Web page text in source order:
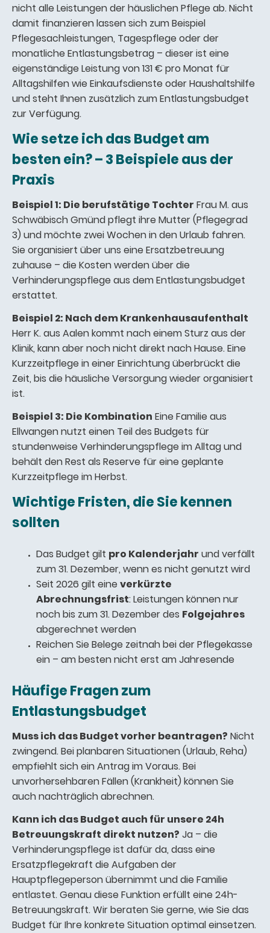
nicht alle Leistungen der häuslichen Pflege ab. Nicht
damit finanzieren lassen sich zum Beispiel
Pflegesachleistungen, Tagespflege oder der
monatliche Entlastungsbetrag – dieser ist eine
eigenständige Leistung von 131 € pro Monat für
Alltagshilfen wie Einkaufsdienste oder Haushaltshilfe
und steht Ihnen zusätzlich zum Entlastungsbudget
zur Verfügung.
Wie setze ich das Budget am
besten ein? – 3 Beispiele aus der
Praxis
Beispiel 1: Die berufstätige Tochter Frau M. aus
Schwäbisch Gmünd pflegt ihre Mutter (Pflegegrad
3) und möchte zwei Wochen in den Urlaub fahren.
Sie organisiert über uns eine Ersatzbetreuung
zuhause – die Kosten werden über die
Verhinderungspflege aus dem Entlastungsbudget
erstattet.
Beispiel 2: Nach dem Krankenhausaufenthalt
Herr K. aus Aalen kommt nach einem Sturz aus der
Klinik, kann aber noch nicht direkt nach Hause. Eine
Kurzzeitpflege in einer Einrichtung überbrückt die
Zeit, bis die häusliche Versorgung wieder organisiert
ist.
Beispiel 3: Die Kombination Eine Familie aus
Ellwangen nutzt einen Teil des Budgets für
stundenweise Verhinderungspflege im Alltag und
behält den Rest als Reserve für eine geplante
Kurzzeitpflege im Herbst.
Wichtige Fristen, die Sie kennen
sollten
Das Budget gilt pro Kalenderjahr und verfällt
zum 31. Dezember, wenn es nicht genutzt wird
Seit 2026 gilt eine verkürzte
Abrechnungsfrist: Leistungen können nur
noch bis zum 31. Dezember des Folgejahres
abgerechnet werden
Reichen Sie Belege zeitnah bei der Pflegekasse
ein – am besten nicht erst am Jahresende
Häufige Fragen zum
Entlastungsbudget
Muss ich das Budget vorher beantragen? Nicht
zwingend. Bei planbaren Situationen (Urlaub, Reha)
empfiehlt sich ein Antrag im Voraus. Bei
unvorhersehbaren Fällen (Krankheit) können Sie
auch nachträglich abrechnen.
Kann ich das Budget auch für unsere 24h
Betreuungskraft direkt nutzen? Ja – die
Verhinderungspflege ist dafür da, dass eine
Ersatzpflegekraft die Aufgaben der
Hauptpflegeperson übernimmt und die Familie
entlastet. Genau diese Funktion erfüllt eine 24h-
Betreuungskraft. Wir beraten Sie gerne, wie Sie das
Budget für Ihre konkrete Situation optimal einsetzen.